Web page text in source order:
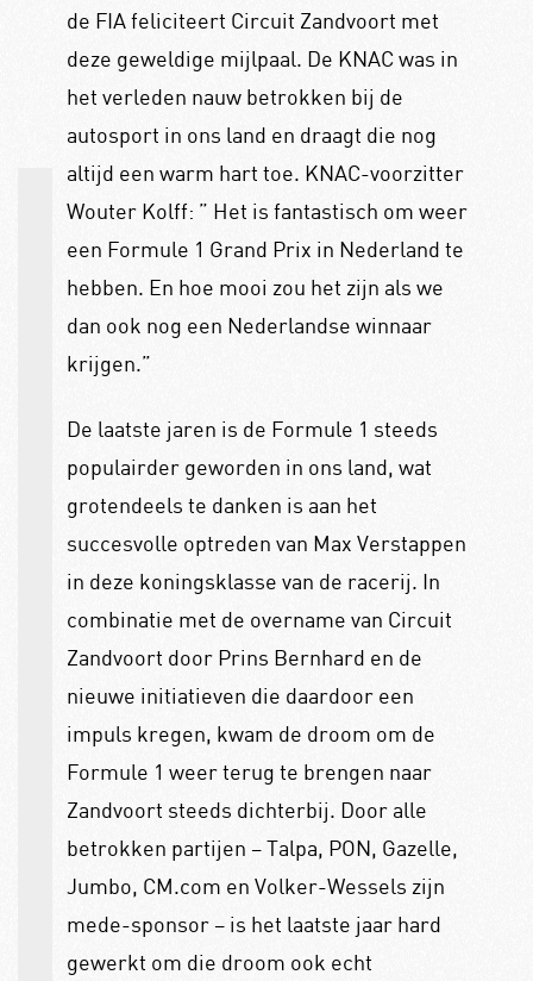
de FIA feliciteert Circuit Zandvoort met
deze geweldige mijlpaal. De KNAC was in
het verleden nauw betrokken bij de
autosport in ons land en draagt die nog
altijd een warm hart toe. KNAC-voorzitter
Wouter Kolff: ” Het is fantastisch om weer
een Formule 1 Grand Prix in Nederland te
hebben. En hoe mooi zou het zijn als we
dan ook nog een Nederlandse winnaar
krijgen.”
De laatste jaren is de Formule 1 steeds
populairder geworden in ons land, wat
grotendeels te danken is aan het
succesvolle optreden van Max Verstappen
in deze koningsklasse van de racerij. In
combinatie met de overname van Circuit
Zandvoort door Prins Bernhard en de
nieuwe initiatieven die daardoor een
impuls kregen, kwam de droom om de
Formule 1 weer terug te brengen naar
Zandvoort steeds dichterbij. Door alle
betrokken partijen – Talpa, PON, Gazelle,
Jumbo, CM.com en Volker-Wessels zijn
mede-sponsor – is het laatste jaar hard
gewerkt om die droom ook echt